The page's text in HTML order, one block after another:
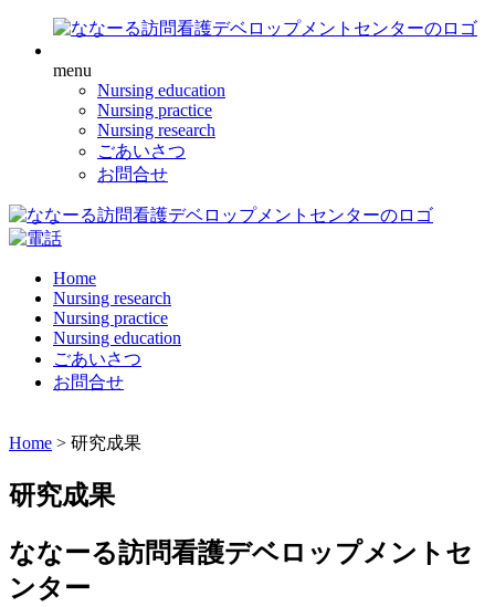
menu
Nursing education
Nursing practice
Nursing research
ごあいさつ
お問合せ
Home
Nursing research
Nursing practice
Nursing education
ごあいさつ
お問合せ
Home > 研究成果
研究成果
ななーる訪問看護デベロップメントセ
ンター